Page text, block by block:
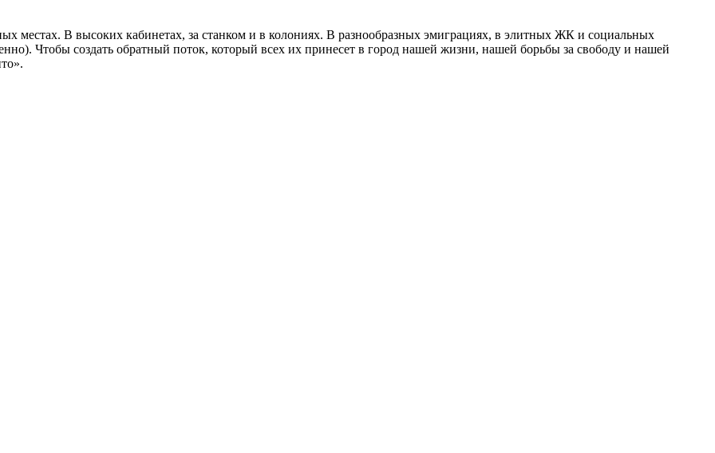
В высоких кабинетах, за станком и в колониях. В разнообразных эмиграциях, в элитных ЖК и социальных
Чтобы создать обратный поток, который всех их принесет в город нашей жизни, нашей борьбы за свободу и нашей